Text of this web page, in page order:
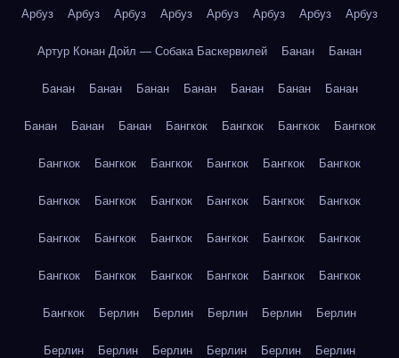
Арбуз Арбуз Арбуз Арбуз Арбуз Арбуз Арбуз Арбуз
Артур Конан Дойл — Собака Баскервилей Банан Банан
Банан Банан Банан Банан Банан Банан Банан
Банан Банан Банан Бангкок Бангкок Бангкок Бангкок
Бангкок Бангкок Бангкок Бангкок Бангкок Бангкок
Бангкок Бангкок Бангкок Бангкок Бангкок Бангкок
Бангкок Бангкок Бангкок Бангкок Бангкок Бангкок
Бангкок Бангкок Бангкок Бангкок Бангкок Бангкок
Бангкок Берлин Берлин Берлин Берлин Берлин
Берлин Берлин Берлин Берлин Берлин Берлин